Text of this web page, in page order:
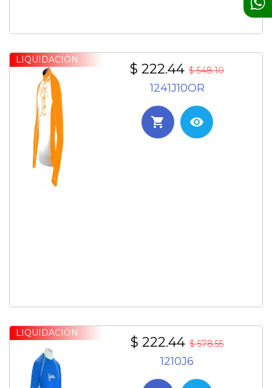
LIQUIDACION
$ 222.44 $ 548.10
1241J10OR
LIQUIDACION
$ 222.44 $ 578.55
1210J6